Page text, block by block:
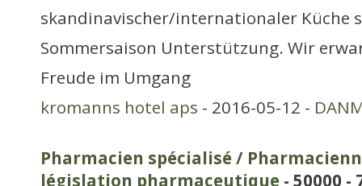
skandinavischer/internationaler Küche
Sommersaison Unterstützung. Wir
Freude im Umgang
kromanns hotel aps - 2016-05-12 -
Pharmacien spécialisé /
législation pharmaceutique - 50000 -